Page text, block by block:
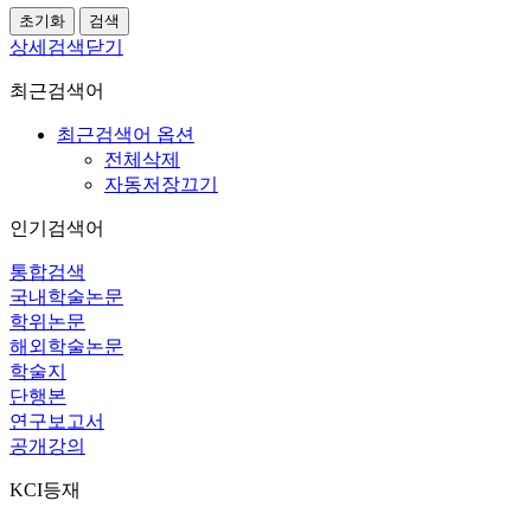
상세검색닫기
최근검색어
최근검색어 옵션
전체삭제
자동저장끄기
인기검색어
통합검색
국내학술논문
학위논문
해외학술논문
학술지
단행본
연구보고서
공개강의
KCI등재